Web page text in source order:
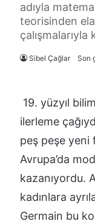
adıyla
teorisinden
çalışmalarıyla
Sibel Çağlar Son
19. yüzyıl
ilerleme
peş peşe yeni
Avrupa’da
kazanıyordu.
kadınlara
Germain bu